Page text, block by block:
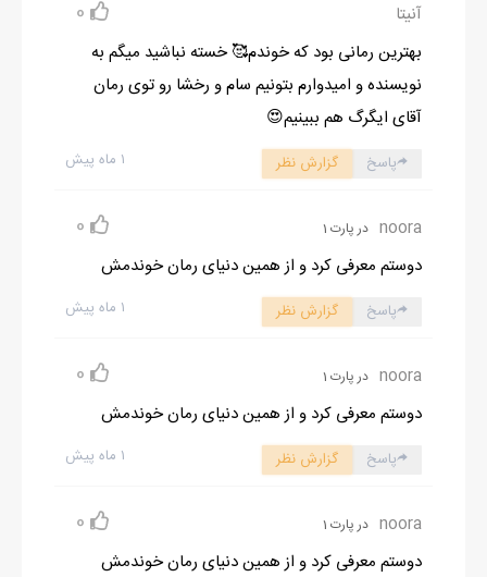
آنیتا 0
بهترین رمانی بود که خوندم🥰 خسته نباشید میگم به
نویسنده و امیدوارم بتونیم سام و رخشا رو توی رمان
آقای ایگرگ هم ببینیم😍
۱ ماه پیش پاسخ گزارش نظر
noora در پارت 1 0
دوستم معرفی کرد و از همین دنیای رمان خوندمش
۱ ماه پیش پاسخ گزارش نظر
noora در پارت 1 0
دوستم معرفی کرد و از همین دنیای رمان خوندمش
۱ ماه پیش پاسخ گزارش نظر
noora در پارت 1 0
دوستم معرفی کرد و از همین دنیای رمان خوندمش